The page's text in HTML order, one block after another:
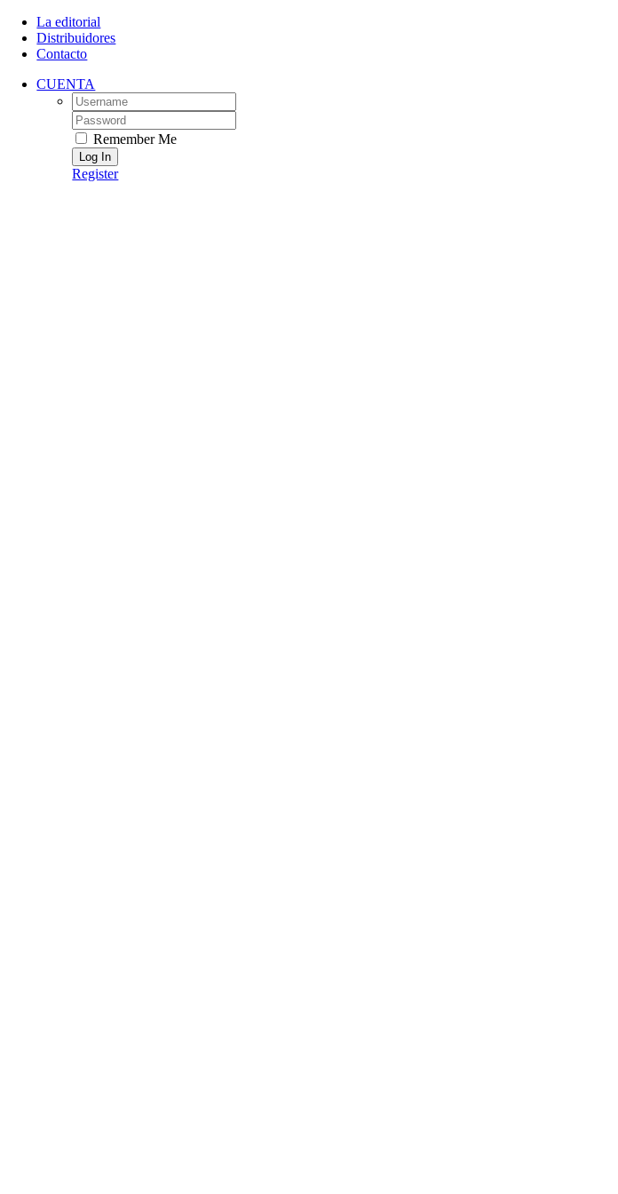
Skip
content
La editorial
Distribuidores
Contacto
CUENTA
Username:
Password:
Remember Me
Register